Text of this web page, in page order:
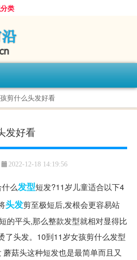
类
剪什么头发好看
发好看
2022-12-18 14:19:56
么发型短发?11岁儿童适合以下4
头发剪至极短后,发根会更容易站
的平头,那么整款发型就相对显得比
了头发。10到11岁女孩剪什么发型
菇头这种短发也是最简单而且又